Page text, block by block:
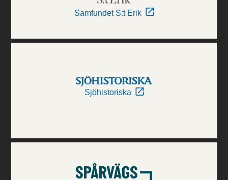
Samfundet S:t Erik
Sjöhistoriska